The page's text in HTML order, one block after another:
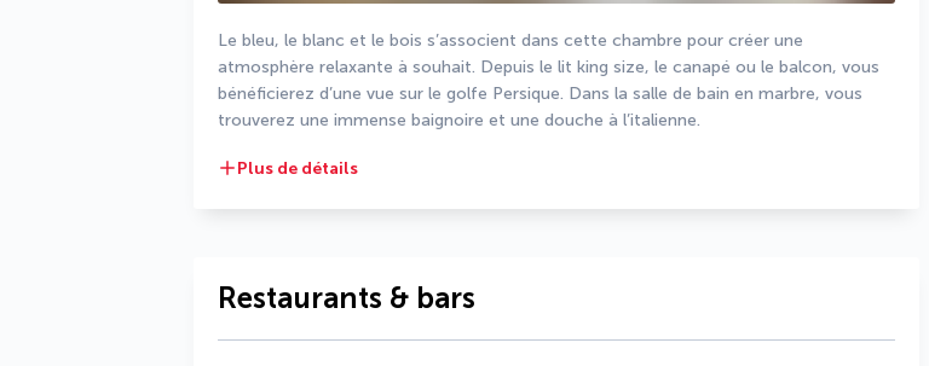
Le bleu, le blanc et le bois s’associent dans cette chambre pour créer une
atmosphère relaxante à souhait. Depuis le lit king size, le canapé ou le balcon, vous
bénéficierez d’une vue sur le golfe Persique. Dans la salle de bain en marbre, vous
trouverez une immense baignoire et une douche à l’italienne.
Plus de détails
Restaurants & bars